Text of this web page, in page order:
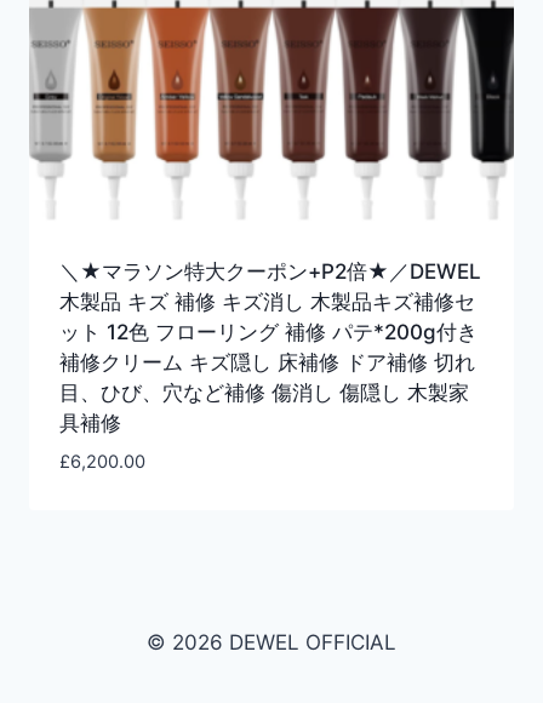
＼★マラソン特大クーポン+P2倍★／DEWEL
木製品 キズ 補修 キズ消し 木製品キズ補修セ
ット 12色 フローリング 補修 パテ*200g付き
補修クリーム キズ隠し 床補修 ドア補修 切れ
目、ひび、穴など補修 傷消し 傷隠し 木製家
具補修
£6,200.00
© 2026 DEWEL OFFICIAL